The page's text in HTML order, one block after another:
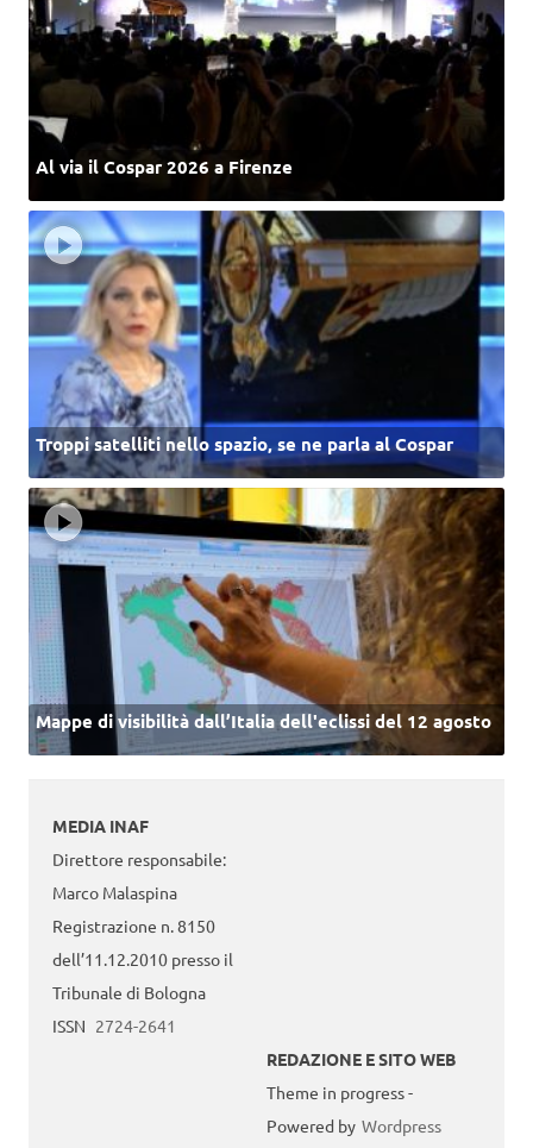
Al via il Cospar 2026 a Firenze
Troppi satelliti nello spazio, se ne parla al Cospar
Mappe di visibilità dall’Italia dell'eclissi del 12 agosto
MEDIA INAF
Direttore responsabile:
Marco Malaspina
Registrazione n. 8150
dell’11.12.2010 presso il
Tribunale di Bologna
ISSN 2724-2641
REDAZIONE E SITO WEB
Theme in progress -
Powered by Wordpress